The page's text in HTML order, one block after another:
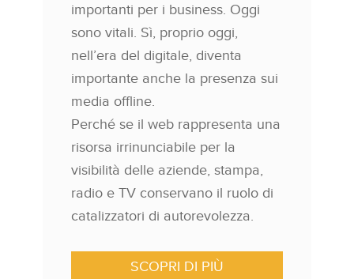
importanti per i business. Oggi
sono vitali. Sì, proprio oggi,
nell’era del digitale, diventa
importante anche la presenza sui
media offline.
Perché se il web rappresenta una
risorsa irrinunciabile per la
visibilità delle aziende, stampa,
radio e TV conservano il ruolo di
catalizzatori di autorevolezza.
SCOPRI DI PIÙ